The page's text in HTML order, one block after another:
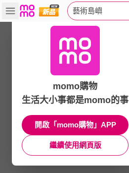
藝術島嶼
momo購物
生活大小事都是momo的事
開啟「momo購物」APP
繼續使用網頁版